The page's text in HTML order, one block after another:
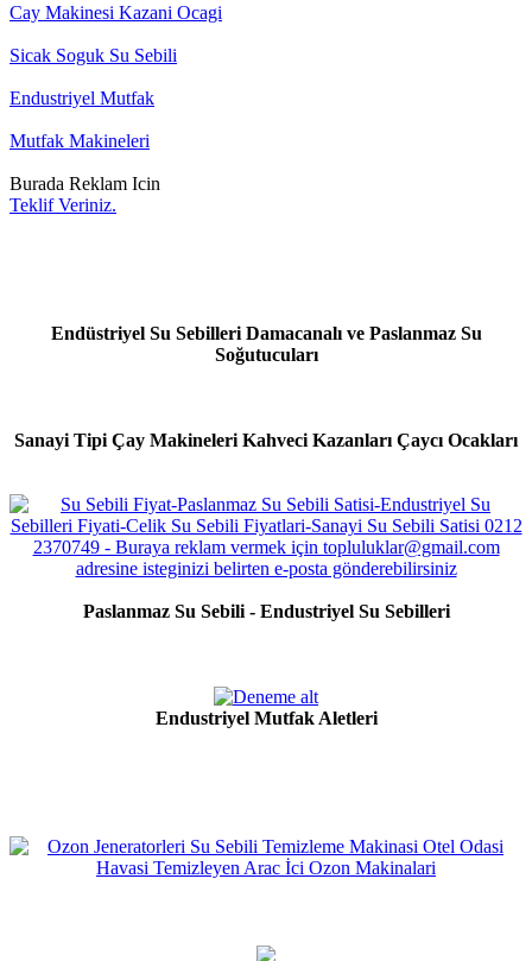
Cay Makinesi Kazani Ocagi
Sicak Soguk Su Sebili
Endustriyel Mutfak
Mutfak Makineleri
Burada Reklam Icin
Teklif Veriniz.
Endüstriyel Su Sebilleri Damacanalı ve Paslanmaz Su
Soğutucuları
Sanayi Tipi Çay Makineleri Kahveci Kazanları Çaycı Ocakları
Paslanmaz Su Sebili - Endustriyel Su Sebilleri
Endustriyel Mutfak Aletleri